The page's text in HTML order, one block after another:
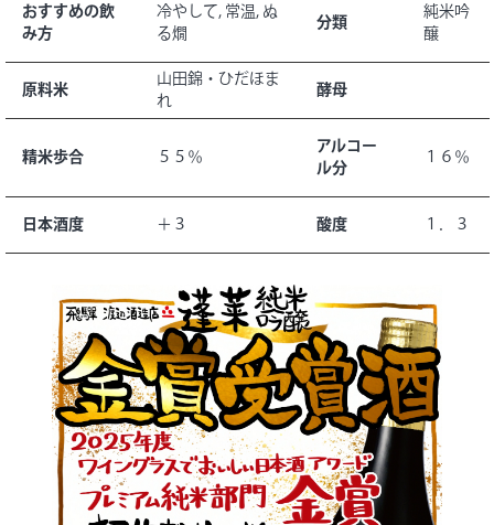
おすすめの飲
み方
冷やして, 常温, ぬ
る燗
分類
純米吟
醸
原料米
山田錦・ひだほま
れ
酵母
精米歩合 ５５％
アルコー
ル分
１６％
日本酒度 ＋３ 酸度 １．３